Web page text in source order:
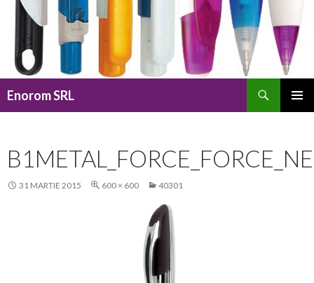
Enorom SRL
B1METAL_FORCE_FORCE_NE
31 MARTIE 2015 600 × 600 40301